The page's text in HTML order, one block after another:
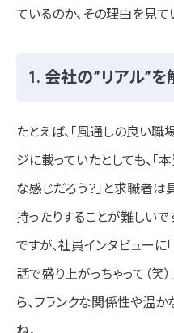
社員インタビュー執筆のポイ
伝えたい”会社の雰囲
ネオインデックスで手がけた
事例①株式会社プレナ
事例③イマジテック株
社員インタビューの最新トレ
ているのか、その理由を見て
1. 会社の”リアル”
たとえば、「風通しの良い
ジに載っていたとしても、「
な感じだろう？」と求職者
持ったりすることが難しいで
ですが、社員インタビューに
話で盛り上がっちゃって（笑
ら、フランクな関係性や温